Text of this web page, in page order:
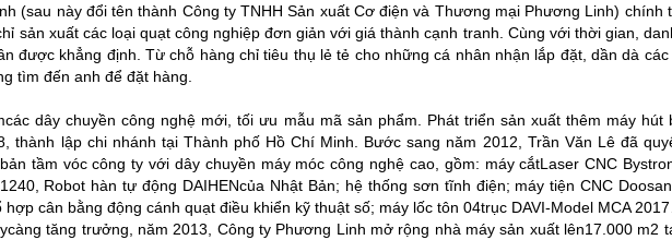
(sau này đổi tên thành Công ty TNHH Sản xuất Cơ điện và Thương mại Phương Linh) chính
sản xuất các loại quạt công nghiệp đơn giản với giá thành cạnh tranh. Cùng với thời gian,
được khẳng định. Từ chỗ hàng chỉ tiêu thụ lẻ tẻ cho những cá nhân nhận lắp đặt, dần dà các
tìm đến anh để đặt hàng.
dây chuyền công nghệ mới, tối ưu mẫu mã sản phẩm. Phát triển sản xuất thêm máy hút
thành lập chi nhánh tại Thành phố Hồ Chí Minh. Bước sang năm 2012, Trần Văn Lê đã
tầm vóc công ty với dây chuyền máy móc công nghệ cao, gồm: máy cắtLaser CNC
Robot hàn tự động DAIHENcủa Nhật Bản; hệ thống sơn tĩnh điện; máy tiện CNC
hợp cân bằng động cánh quạt điều khiển kỹ thuật số; máy lốc tôn 04trục DAVI-Model MCA
tăng trưởng, năm 2013, Công ty Phương Linh mở rộng nhà máy sản xuất lên17.000 m2